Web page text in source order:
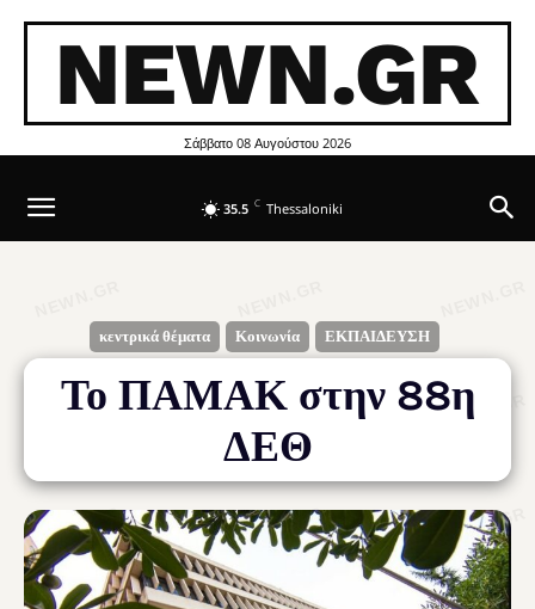
NEWN.GR
Σάββατο 08 Αυγούστου 2026
35.5 C Thessaloniki
κεντρικά θέματα Κοινωνία ΕΚΠΑΙΔΕΥΣΗ
Το ΠΑΜΑΚ στην 88η
ΔΕΘ